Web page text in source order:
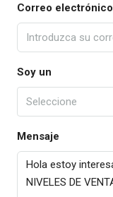
Correo electrónico
Soy un
Seleccione
Mensaje